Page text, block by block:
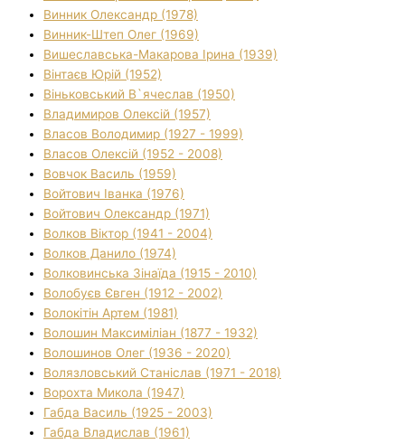
Винник Олександр (1978)
Винник-Штеп Олег (1969)
Вишеславська-Макарова Ірина (1939)
Вінтаєв Юрій (1952)
Віньковський В`ячеслав (1950)
Владимиров Олексій (1957)
Власов Володимир (1927 - 1999)
Власов Олексій (1952 - 2008)
Вовчок Василь (1959)
Войтович Іванка (1976)
Войтович Олександр (1971)
Волков Віктор (1941 - 2004)
Волков Данило (1974)
Волковинська Зінаїда (1915 - 2010)
Волобуєв Євген (1912 - 2002)
Волокітін Артем (1981)
Волошин Максиміліан (1877 - 1932)
Волошинов Олег (1936 - 2020)
Волязловський Станіслав (1971 - 2018)
Ворохта Микола (1947)
Габда Василь (1925 - 2003)
Габда Владислав (1961)